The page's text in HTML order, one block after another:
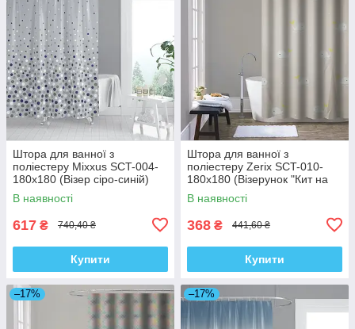
Штора для ванної з
поліестеру Mixxus SCT-004-
180x180 (Візер сіро-синій)
(AC0652)
В наявності
617 ₴ 740,40 ₴
Купити
Штора для ванної з
поліестеру Zerix SCT-010-
180x180 (Візерунок "Кит на
бежевому тлі") (ZX4983)
В наявності
368 ₴ 441,60 ₴
Купити
–17% –17%